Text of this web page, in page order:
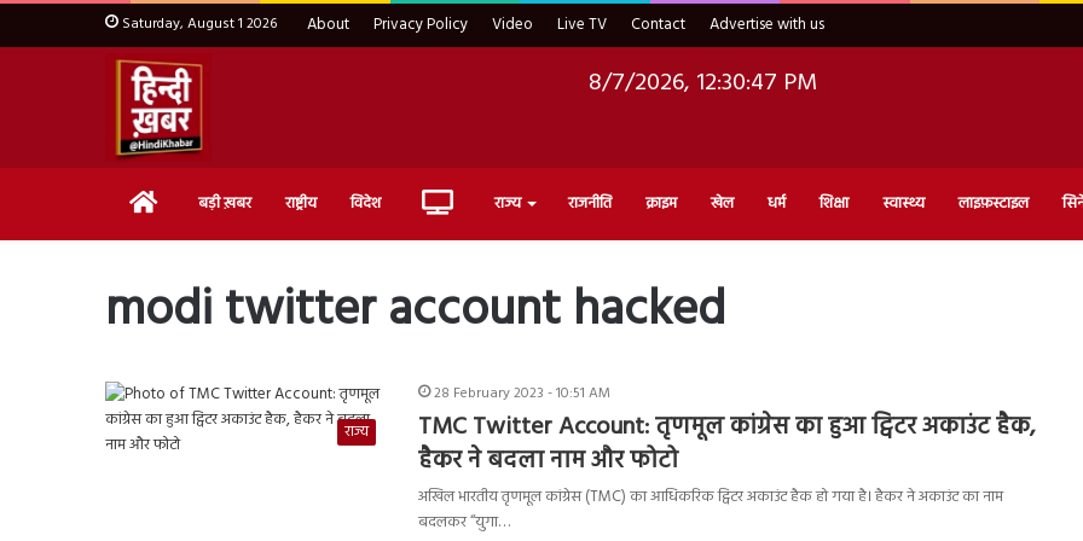
Saturday, August 1 2026 About Privacy Policy Video Live TV Contact Advertise with us
8/7/2026, 12:30:48 PM
Home बड़ी ख़बर राष्ट्रीय विदेश Live राज्य राजनीति क्राइम खेल धर्म शिक्षा स्वास्थ्य लाइफ़स्टाइल
modi twitter account hacked
राज्य
28 February 2023 - 10:51 AM
TMC Twitter Account: तृणमूल कांग्रेस का हुआ ट्विटर अकाउंट हैक,
हैकर ने बदला नाम और फोटो
अखिल भारतीय तृणमूल कांग्रेस (TMC) का आधिकरिक ट्विटर अकाउंट हैक हो गया है। हैकर ने अकाउंट का नाम
बदलकर “युगा…